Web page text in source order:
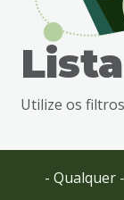
busca
Ir
Utilize os
- Qualquer -